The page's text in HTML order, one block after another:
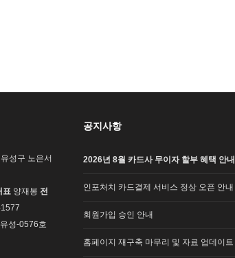
성구 노은서
표 양재봉 전
성-0576호
공지사항
2026년 8월 카드사 무이자 할부 혜택 안내
인포처치 카드결제 서비스 정상 오픈 안내
회원가입 승인 안내
홈페이지 재구축 마무리 및 자료 업데이트